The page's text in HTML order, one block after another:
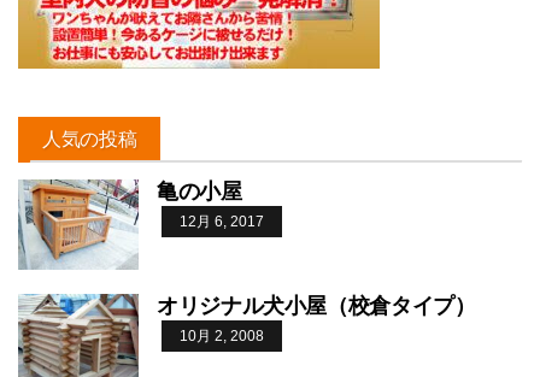
人気の投稿
亀の小屋
12月 6, 2017
オリジナル犬小屋（校倉タイプ）
10月 2, 2008